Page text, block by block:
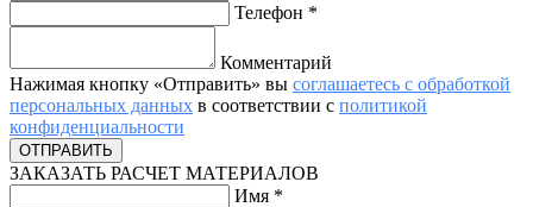
Телефон *
Комментарий
Нажимая кнопку «Отправить» вы соглашаетесь с обработкой
персональных данных в соответствии с политикой
конфиденциальности
ЗАКАЗАТЬ РАСЧЕТ МАТЕРИАЛОВ
Имя *